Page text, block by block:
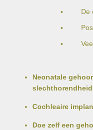
De
Neonatale
slechthorendheid
Cochleaire
Doe zelf een